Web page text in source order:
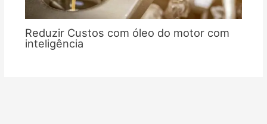
Reduzir Custos com óleo do motor com
inteligência